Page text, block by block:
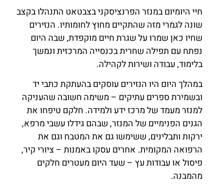
חיי היומיום במנזר הפרנציסקני בצבטאט התנהלו בקצב
שונה לגמרי מזה שהתקיים מחוץ לחומותיו. הנזירים
שחיו כאן שמרו על שגרת חיים מוקפדת, שבה היום
נפתח עם תפילה שחרית בכנסייה המרכזית ונמשך
בלימוד, עבודה ושירות לקהילה.
במהלך היום היו הנזירים עוסקים בהעתקת כתבי יד
ובשמירת ספרים עתיקים – משימה חשובה שהעניקה
למנזר מעמד של מרכז ידע ולמידה. חלקם טיפחו את
הגנים הפנימיים של המנזר, שבהם גידלו עשבי מרפא,
ירקות ותבלינים, ששימשו גם את המטבח וגם את
הרפואה המקומית. אחרים עסקו באמנות – ציורי קיר,
פיסול או עבודות עץ – שעד היום מעטרים חלקים
מהמבנה.